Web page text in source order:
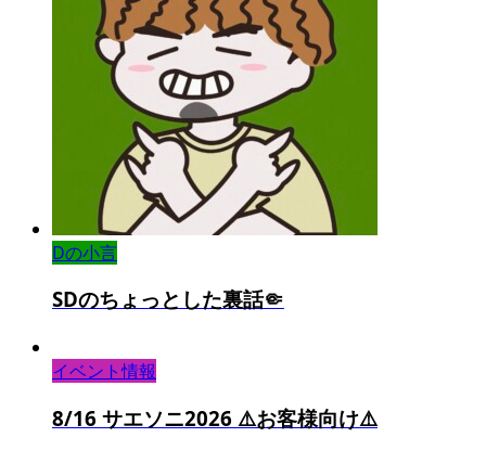
Dの小言
SDのちょっとした裏話🤏
イベント情報
8/16 サエソニ2026 ⚠️お客様向け⚠️